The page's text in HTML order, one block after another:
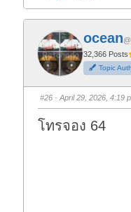
i
f
o
r
t
h
u
m
d
o
n
.
i
o
t
h
u
m
u
p
ocean
32,366 Posts
Topic
#26 · April 29, 2026, 4:19
โทรจอง 64